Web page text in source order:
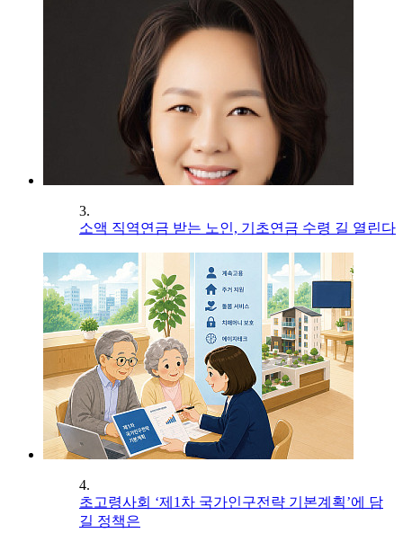
3.
소액 직역연금 받는 노인, 기초연금 수령 길 열린다
4.
초고령사회 ‘제1차 국가인구전략 기본계획’에 담
길 정책은